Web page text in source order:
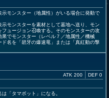
示モンスター（地属性）がいる場合に発動で
示モンスターを素材として墓地へ送り、モン
ュージョン召喚する。そのモンスターの攻
でモンスター（レベル７／地属性／機械
名を「碧牙の爆速竜」または「真紅動の撃
ATK 200 DEF 0
「タマボット」になる。